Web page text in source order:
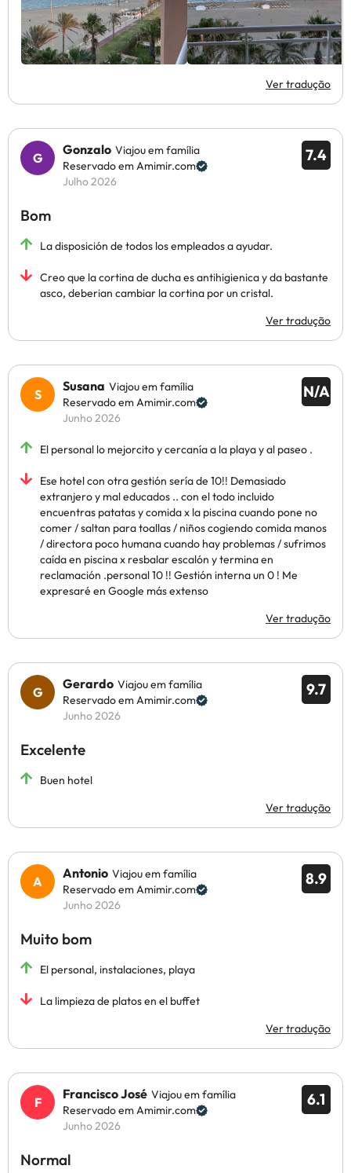
Ver tradução
7.4
Gonzalo Viajou em família
Reservado em Amimir.com
Julho 2026
Bom
La disposición de todos los empleados a ayudar.
Creo que la cortina de ducha es antihigienica y da bastante
asco, deberian cambiar la cortina por un cristal.
Ver tradução
N/A
Susana Viajou em família
Reservado em Amimir.com
Junho 2026
El personal lo mejorcito y cercanía a la playa y al paseo .
Ese hotel con otra gestión sería de 10!! Demasiado
extranjero y mal educados .. con el todo incluido
encuentras patatas y comida x la piscina cuando pone no
comer / saltan para toallas / niños cogiendo comida manos
/ directora poco humana cuando hay problemas / sufrimos
caída en piscina x resbalar escalón y termina en
reclamación .personal 10 !! Gestión interna un 0 ! Me
expresaré en Google más extenso
Ver tradução
9.7
Gerardo Viajou em família
Reservado em Amimir.com
Junho 2026
Excelente
Buen hotel
Ver tradução
8.9
Antonio Viajou em família
Reservado em Amimir.com
Junho 2026
Muito bom
El personal, instalaciones, playa
La limpieza de platos en el buffet
Ver tradução
6.1
Francisco José Viajou em família
Reservado em Amimir.com
Junho 2026
Normal